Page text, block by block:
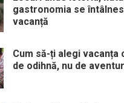
gastronomia se
vacanță
Cum să-ți alegi vacanța
de odihnă, nu de